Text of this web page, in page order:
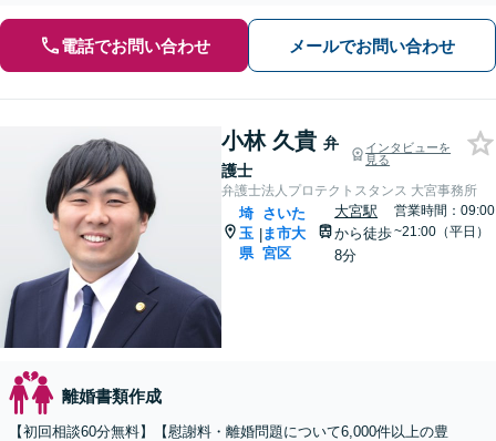
電話でお問い合わせ メールでお問い合わせ
小林 久貴 弁
護士
インタビューを
見る
弁護士法人プロテクトスタンス 大宮事務所
埼
玉
県
|
さいた
ま市大
宮区
大宮駅
から徒歩
8分
営業時間：09:00
~21:00（平日）
離婚書類作成
【初回相談60分無料】【慰謝料・離婚問題について6,000件以上の豊